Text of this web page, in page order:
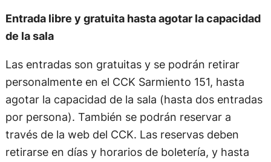
Entrada libre y gratuita hasta agotar la capacidad
de la sala
Las entradas son gratuitas y se podrán retirar
personalmente en el CCK Sarmiento 151, hasta
agotar la capacidad de la sala (hasta dos entradas
por persona). También se podrán reservar a
través de la web del CCK. Las reservas deben
retirarse en días y horarios de boletería, y hasta